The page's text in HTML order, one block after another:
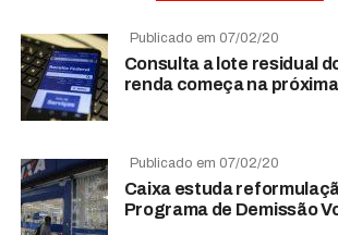
Publicado em 07/02/20
Consulta a lote residual
renda começa na
Publicado em 07/02/20
Caixa estuda
Programa de Demissão